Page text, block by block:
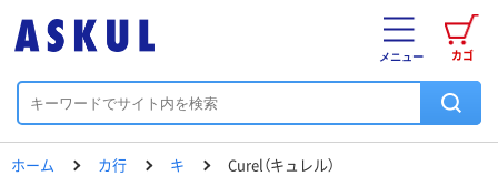
カゴ
メニュー
ホーム カ行 キ Curel（キュレル）